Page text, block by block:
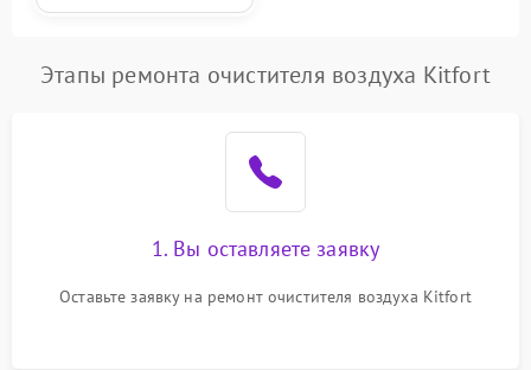
Этапы ремонта очистителя воздуха Kitfort
1. Вы оставляете заявку
Оставьте заявку на ремонт очистителя воздуха Kitfort